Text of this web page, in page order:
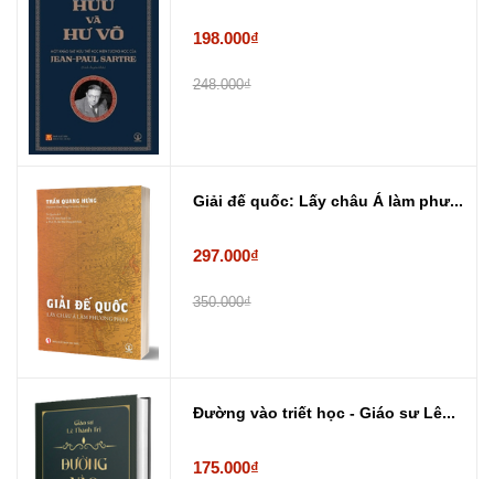
198.000₫
248.000₫
Giải đế quốc: Lấy châu Á làm phư...
297.000₫
350.000₫
Đường vào triết học - Giáo sư Lê...
175.000₫